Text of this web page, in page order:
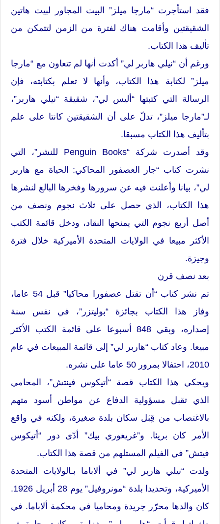
فقد استأجرت “مارجا ميلز” البيت المجاور لبيت هاتين
الشقيقتين وأقامت هناك لفترة من الزمن لتتمكن من
تأليف هذا الكتاب.
ورغم أن “نيلي هاربر لي” أكدت أنها لم تتعاون مع “مارجا
ميلز” لكتابة هذا الكتاب، وأنها لا تعلم بكتابته، فإن
الرسالة التي كتبتها “أليس لي”، شقيقة “نيلي هاربر”،
لـ”مارجا ميلز”، تدلّ على أن الشقيقتين كانتا على علم
بتأليف هذا الكتاب مسبقا.
وقد أصدرت شركة “Penguin Books للنشر”، التي
نشرت كتاب “جار العصفور المحاكي: الحياة مع هاربر
لي”، بيانا وأعلنت فيه عن سرورها وفخرها البالغ لنشرها
هذا الكتاب، الذي حصل على ثلاث نجوم ونصف من
أصل أربع نجوم التي يمنحها النقاد، ودخل قائمة الكتب
الأكثر مبيعا في الولايات المتحدة الأميركية خلال فترة
وجيزة.
بعد نصف قرن
تم نشر كتاب “أن تقتل عصفورا محاكيا” قبل 54 عاما،
وفاز هذا الكتاب بجائزة “بوليتزر”، في نفس سنة
إصداره، وبقي 848 أسبوعا على قائمة الكتب الأكثر
مبيعا. وعاد كتاب “هاربر لي” إلى قائمة المبيعات في عام
2010، احتفالا بمرور 50 عاما على نشره.
ويحكي هذا الكتاب قصة “أتيكوس فينتش”، المحامي
الذي تقبل مسؤولية الدفاع عن مواطن أسود متهم
بالاغتصاب من قِبَل سكان بلدة صغيرة، ولكنه في واقع
الأمر كان بريئا. و”غريغوري بيك” أدّى دور “أتيكوس
فيتش” في الفيلم المستلهم من قصة هذا الكتاب.
ولدت “نيلي هاربر لي” في ألاباما بـالولايات المتحدة
الأميركية، وتحديدا بلدة “مونروفيل” يوم 28 أبريل 1926.
كان والدها محرّر جريدة ومحاميا في محكمة ألاباما. في